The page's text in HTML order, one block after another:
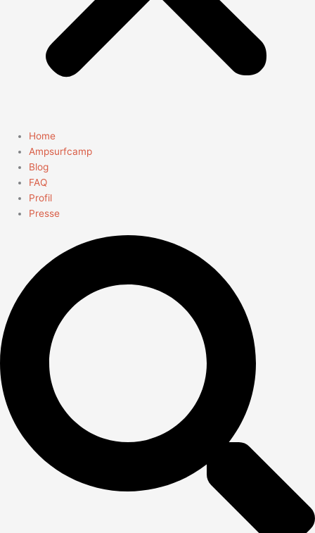
Home
Ampsurfcamp
Blog
FAQ
Profil
Presse